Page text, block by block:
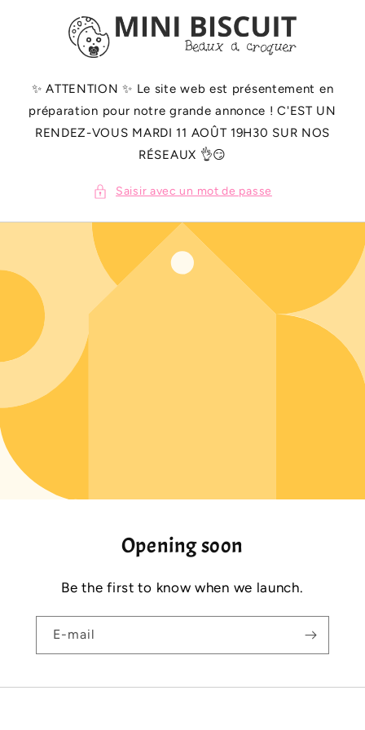
CONTENU
✨️ ATTENTION ✨️ Le site web est présentement en
préparation pour notre grande annonce ! C'EST UN
RENDEZ-VOUS MARDI 11 AOÛT 19H30 SUR NOS
RÉSEAUX 👌😏
Saisir avec un mot de passe
Opening soon
Be the first to know when we launch.
E-mail